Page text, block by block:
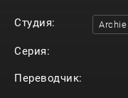
Студия:
Серия:
Переводчик: